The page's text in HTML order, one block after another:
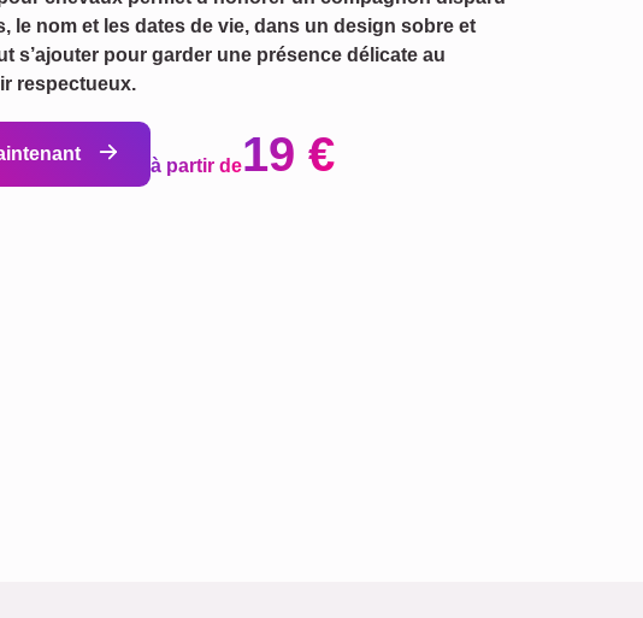
le nom et les dates de vie, dans un design sobre et
s’ajouter pour garder une présence délicate au
respectueux.
à partir de19 €